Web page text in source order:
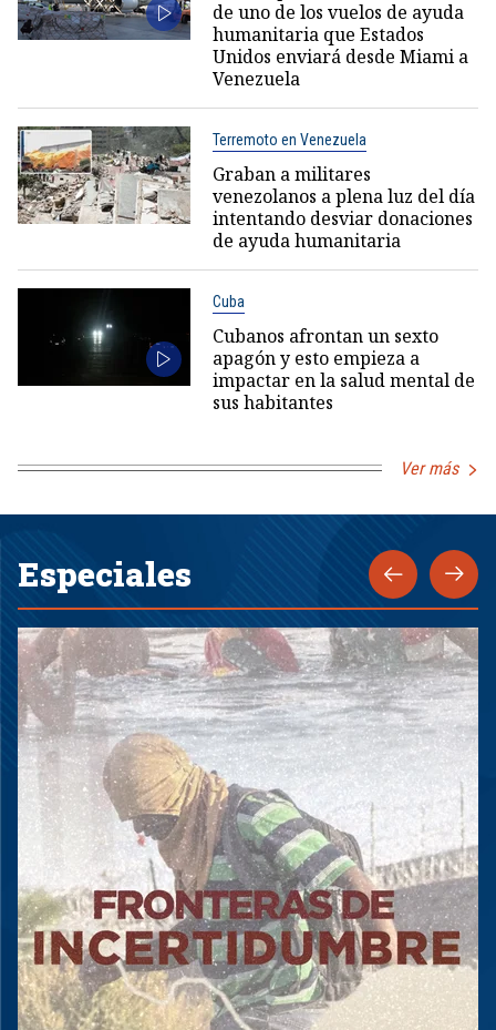
de uno de los vuelos de ayuda
humanitaria que Estados
Unidos enviará desde Miami a
Venezuela
Terremoto en Venezuela
Graban a militares
venezolanos a plena luz del día
intentando desviar donaciones
de ayuda humanitaria
Cuba
Cubanos afrontan un sexto
apagón y esto empieza a
impactar en la salud mental de
sus habitantes
Ver más
Especiales